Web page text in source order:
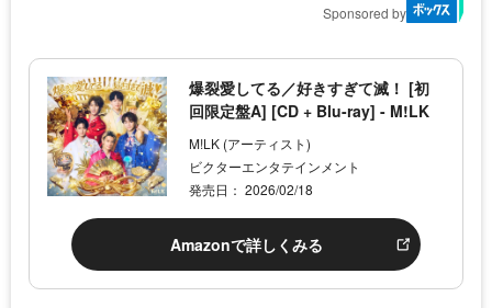
Sponsored by
爆裂愛してる／好きすぎて滅！ [初
回限定盤A] [CD + Blu-ray] - M!LK
M!LK (アーティスト)
ビクターエンタテインメント
発売日： 2026/02/18
Amazonで詳しくみる